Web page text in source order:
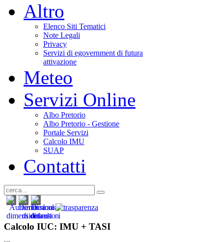
Altro
Elenco Siti Tematici
Note Legali
Privacy
Servizi di egovernment di futura
attivazione
Meteo
Servizi Online
Albo Pretorio
Albo Pretorio - Gestione
Portale Servizi
Calcolo IMU
SUAP
Contatti
Calcolo IUC: IMU + TASI